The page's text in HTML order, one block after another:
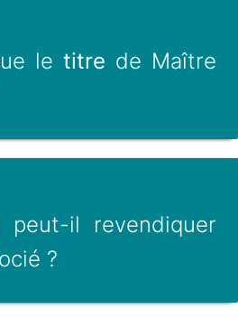
le titre de Maître
peut-il revendiquer
?